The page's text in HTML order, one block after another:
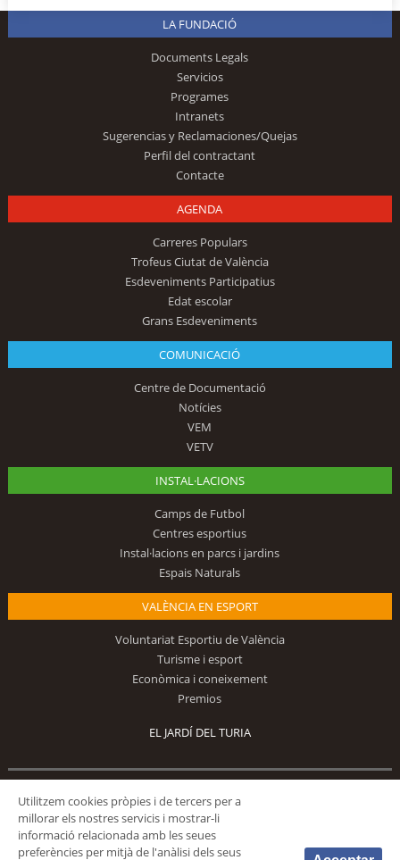
LA FUNDACIÓ
Documents Legals
Servicios
Programes
Intranets
Sugerencias y Reclamaciones/Quejas
Perfil del contractant
Contacte
AGENDA
Carreres Populars
Trofeus Ciutat de València
Esdeveniments Participatius
Edat escolar
Grans Esdeveniments
COMUNICACIÓ
Centre de Documentació
Notícies
VEM
VETV
INSTAL·LACIONS
Camps de Futbol
Centres esportius
Instal·lacions en parcs i jardins
Espais Naturals
VALÈNCIA EN ESPORT
Voluntariat Esportiu de València
Turisme i esport
Econòmica i coneixement
Premios
EL JARDÍ DEL TURIA
Utilitzem cookies pròpies i de tercers per a
millorar els nostres servicis i mostrar-li
informació relacionada amb les seues
preferències per mitjà de l'anàlisi dels seus